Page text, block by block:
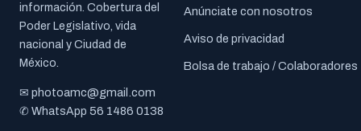
información. Cobertura del
Poder Legislativo, vida
nacional y Ciudad de
México.
✉ photoamc@gmail.com
✆ WhatsApp 56 1486 0138
Anúnciate con nosotros
Aviso de privacidad
Bolsa de trabajo / Colaboradores